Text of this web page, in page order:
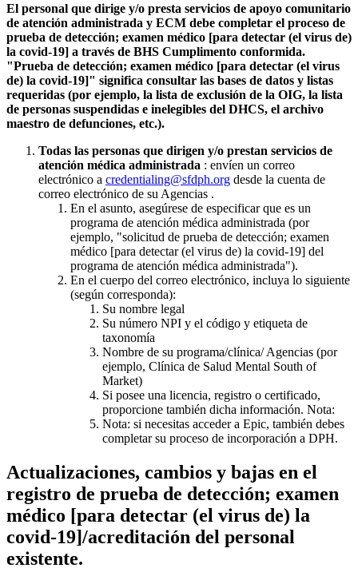
El personal que dirige y/o presta servicios de apoyo comunitario
de atención administrada y ECM debe completar el proceso de
prueba de detección; examen médico [para detectar (el virus de)
la covid-19] a través de BHS Cumplimento conformida.
"Prueba de detección; examen médico [para detectar (el virus
de) la covid-19]" significa consultar las bases de datos y listas
requeridas (por ejemplo, la lista de exclusión de la OIG, la lista
de personas suspendidas e inelegibles del DHCS, el archivo
maestro de defunciones, etc.).
Todas las personas que dirigen y/o prestan servicios de
atención médica administrada : envíen un correo
electrónico a credentialing@sfdph.org desde la cuenta de
correo electrónico de su Agencias .
En el asunto, asegúrese de especificar que es un
programa de atención médica administrada (por
ejemplo, "solicitud de prueba de detección; examen
médico [para detectar (el virus de) la covid-19] del
programa de atención médica administrada").
En el cuerpo del correo electrónico, incluya lo siguiente
(según corresponda):
Su nombre legal
Su número NPI y el código y etiqueta de
taxonomía
Nombre de su programa/clínica/ Agencias (por
ejemplo, Clínica de Salud Mental South of
Market)
Si posee una licencia, registro o certificado,
proporcione también dicha información. Nota:
Nota: si necesitas acceder a Epic, también debes
completar su proceso de incorporación a DPH.
Actualizaciones, cambios y bajas en el
registro de prueba de detección; examen
médico [para detectar (el virus de) la
covid-19]/acreditación del personal
existente.